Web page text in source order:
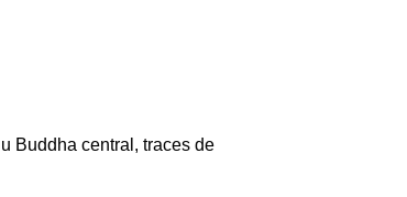
Buddha central, traces de